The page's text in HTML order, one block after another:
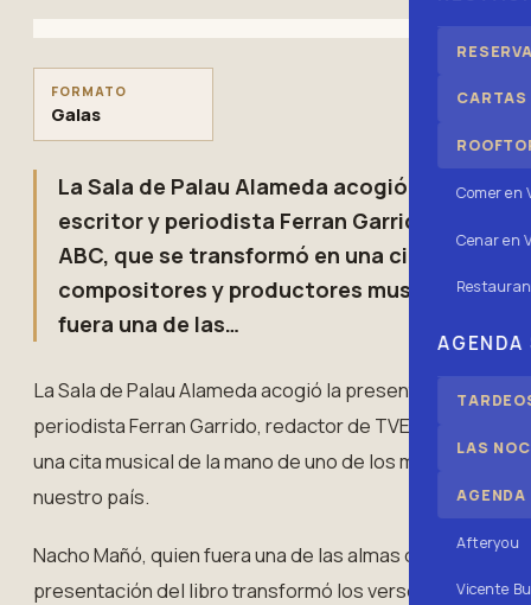
CARTAS
Comer en
Cenar en
AGENDA
LAS
Afteryou
Vicente
FORMATO
Galas
La Sala de Palau Alameda acogió la
escritor y periodista Ferran Garrido,
ABC, que se transformó en una cita musical
compositores y productores musicales de
fuera una de las…
La Sala de Palau Alameda acogió la presentación del
periodista Ferran Garrido, redactor de TVE y
una cita musical de la mano de uno de los mejores
nuestro país.
Nacho Mañó, quien fuera una de las almas del mítico
presentación del libro transformó los versos escritos